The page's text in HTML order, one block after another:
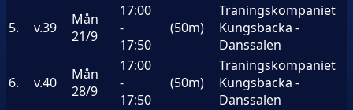
5. v.39
Mån
21/9
17:00
-
17:50
(50m)
Träningskompaniet
Kungsbacka -
Danssalen
6. v.40
Mån
28/9
17:00
-
17:50
(50m)
Träningskompaniet
Kungsbacka -
Danssalen